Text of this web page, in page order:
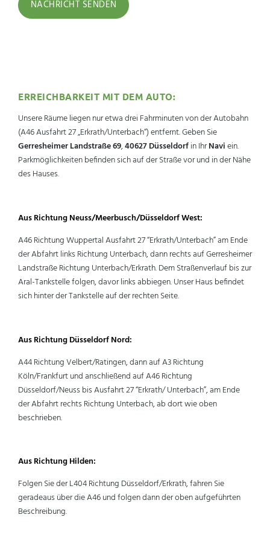
ERREICHBARKEIT MIT DEM AUTO:
Unsere Räume liegen nur etwa drei Fahrminuten von der Autobahn
(A46 Ausfahrt 27 „Erkrath/Unterbach“) entfernt. Geben Sie
Gerresheimer Landstraße 69,40627 Düsseldorfin IhrNaviein.
Parkmöglichkeiten befinden sich auf der Straße vor und in der Nähe
des Hauses.
Aus Richtung Neuss/Meerbusch/Düsseldorf West:
A46 Richtung Wuppertal Ausfahrt 27 “Erkrath/Unterbach” am Ende
der Abfahrt links Richtung Unterbach, dann rechts auf Gerresheimer
Landstraße Richtung Unterbach/Erkrath. Dem Straßenverlauf bis zur
Aral-Tankstelle folgen, davor links abbiegen. Unser Haus befindet
sich hinter der Tankstelle auf der rechten Seite.
Aus Richtung Düsseldorf Nord:
A44 Richtung Velbert/Ratingen, dann auf A3 Richtung
Köln/Frankfurt und anschließend auf A46 Richtung
Düsseldorf/Neuss bis Ausfahrt 27 “Erkrath/ Unterbach”, am Ende
der Abfahrt rechts Richtung Unterbach, ab dort wie oben
beschrieben.
Aus Richtung Hilden:
Folgen Sie der L404 Richtung Düsseldorf/Erkrath, fahren Sie
geradeaus über die A46 und folgen dann der oben aufgeführten
Beschreibung.